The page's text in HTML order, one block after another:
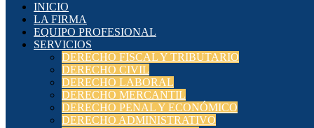
INICIO
LA FIRMA
EQUIPO PROFESIONAL
SERVICIOS
DERECHO FISCAL Y TRIBUTARIO
DERECHO CIVIL
DERECHO LABORAL
DERECHO MERCANTIL
DERECHO PENAL Y ECONÓMICO
DERECHO ADMINISTRATIVO